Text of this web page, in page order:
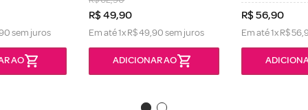
sem juros
AO
R$49,90
Em até1xR$49,90sem juros
ADICIONAR AO
R$56,90
Em até1xR$56,